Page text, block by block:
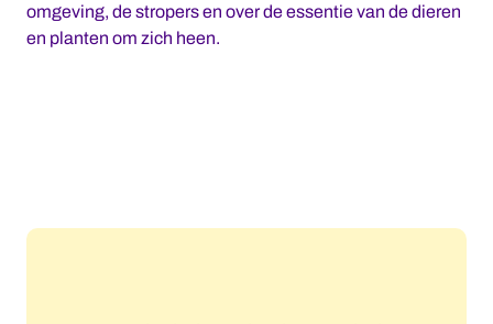
omgeving, de stropers en over de essentie van de dieren
en planten om zich heen.